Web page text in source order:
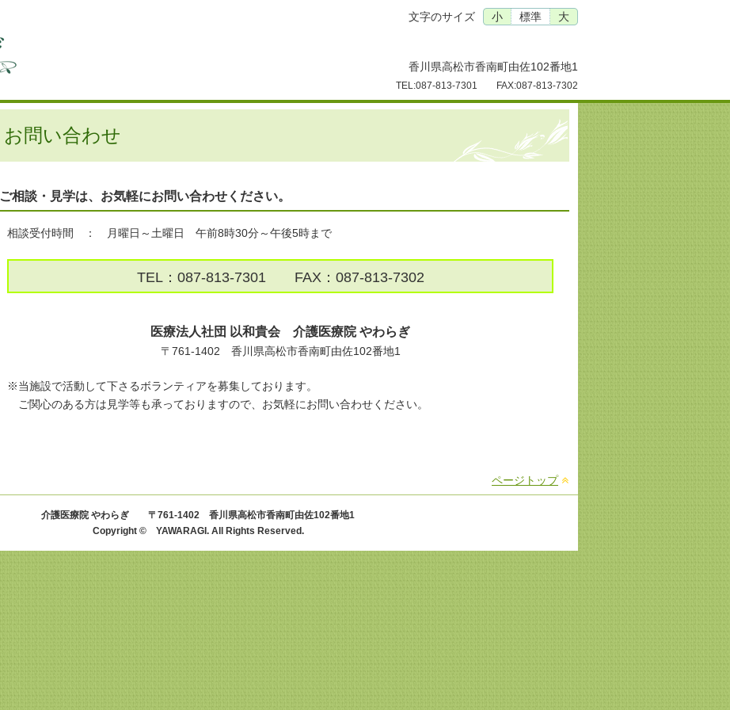
文字のサイズ 小 標準 大
香川県高松市香南町由佐102番地1
TEL:087-813-7301 FAX:087-813-7302
お問い合わせ
ご相談・見学は、お気軽にお問い合わせください。
相談受付時間 ： 月曜日～土曜日 午前8時30分～午後5時まで
TEL：087-813-7301 FAX：087-813-7302
医療法人社団 以和貴会 介護医療院 やわらぎ
〒761-1402 香川県高松市香南町由佐102番地1
※当施設で活動して下さるボランティアを募集しております。
ご関心のある方は見学等も承っておりますので、お気軽にお問い合わせください。
ページトップ
介護医療院 やわらぎ 〒761-1402 香川県高松市香南町由佐102番地1
Copyright © YAWARAGI. All Rights Reserved.